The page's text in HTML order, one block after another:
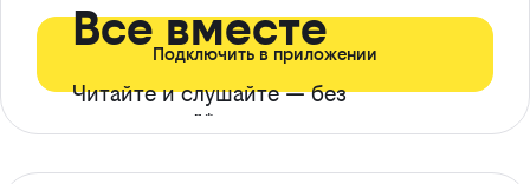
Все вместе
Читайте и слушайте — без
ограничений*
Подключить в приложении